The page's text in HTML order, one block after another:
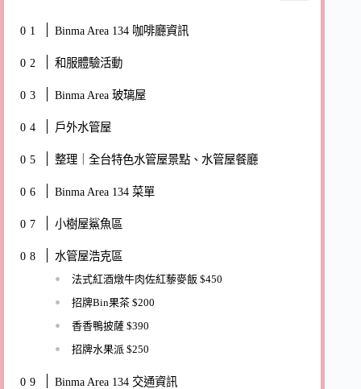
Binma Area 134 咖啡廳資訊
和服體驗活動
Binma Area 玻璃屋
戶外水管屋
整理｜全台特色水管屋景點、水管屋餐廳
Binma Area 134 菜單
小樹屋鯊魚區
水管屋浩克區
法式紅酒燉牛肉佐紅藜麥飯 $450
招牌Bin果茶 $200
香香鴨披薩 $390
招牌水果派 $250
Binma Area 134 交通資訊